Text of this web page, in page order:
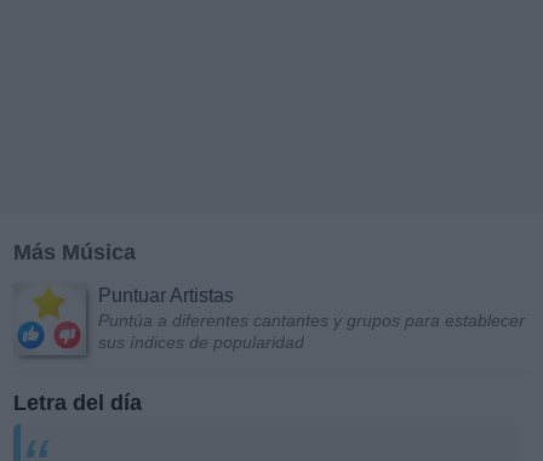
Más Música
Puntuar Artistas
Puntúa a diferentes cantantes y grupos para establecer
sus índices de popularidad
Letra del día